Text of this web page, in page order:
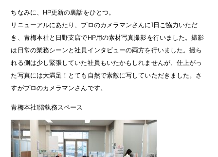
ちなみに、HP更新の裏話をひとつ。
リニューアルにあたり、プロのカメラマンさんに1日ご協力いただ
き、青梅本社と日野支店でHP用の素材写真撮影を行いました。撮影
は日常の業務シーンと社員インタビューの両方を行いました。撮ら
れる側は少し緊張していた社員もいたかもしれませんが、仕上がっ
た写真には大満足！とても自然で素敵に写していただきました。さ
すがプロのカメラマンさんです。
青梅本社1階執務スペース